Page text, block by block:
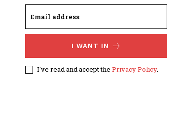
I WANT IN
I've read and accept the Privacy Policy.